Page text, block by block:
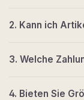
2. Kann ich
3. Welche
4. Bieten Sie